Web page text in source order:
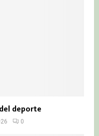
deporte
0